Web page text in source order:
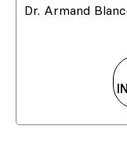
Dr. Armand